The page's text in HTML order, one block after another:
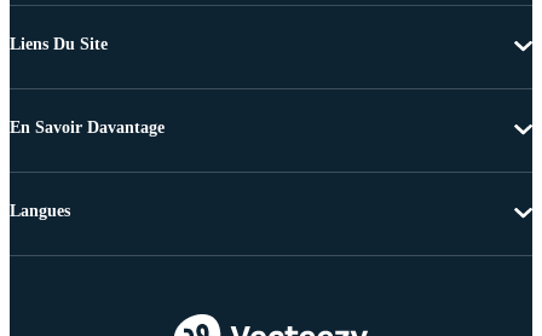
Liens Du Site
En Savoir Davantage
Langues